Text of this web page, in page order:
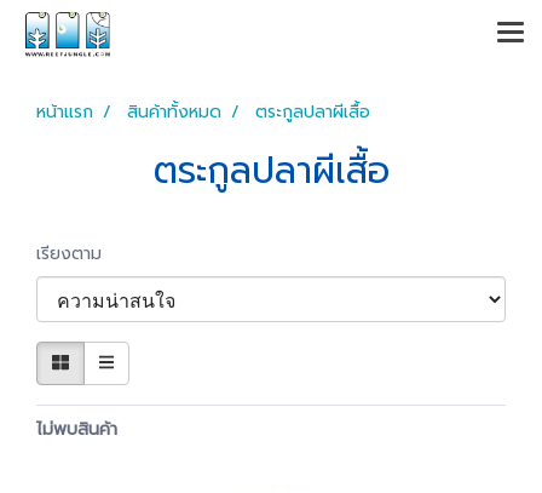
หน้าแรก สินค้าทั้งหมด ตระกูลปลาผีเสื้อ
ตระกูลปลาผีเสื้อ
เรียงตาม
ไม่พบสินค้า